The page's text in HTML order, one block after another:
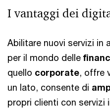
I vantaggi dei
Abilitare nuovi servizi in
per il mondo delle
quello corporate, offre
un lato, consente di
propri clienti con servizi